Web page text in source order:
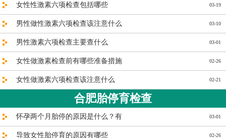
03-19
女性性激素六项检查包括哪些
03-10
男性做性激素六项检查该注意什么
03-01
男性激素六项检查主要查什么
02-26
女性做激素检查前有哪些准备措施
02-21
女性做激素六项检查该注意什么
合肥胎停育检查
03-01
怀孕两个月胎停的原因是什么？有
02-26
导致女性胎停育的原因有哪些